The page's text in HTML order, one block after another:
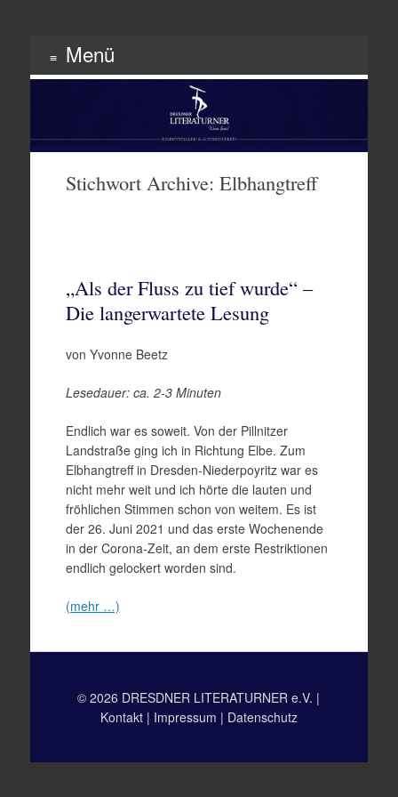
Schriftsteller & Autorenverein
Menü
Stichwort Archive: Elbhangtreff
„Als der Fluss zu tief wurde“ –
Die langerwartete Lesung
von Yvonne Beetz
Lesedauer: ca. 2-3 Minuten
Endlich war es soweit. Von der Pillnitzer
Landstraße ging ich in Richtung Elbe. Zum
Elbhangtreff in Dresden-Niederpoyritz war es
nicht mehr weit und ich hörte die lauten und
fröhlichen Stimmen schon von weitem. Es ist
der 26. Juni 2021 und das erste Wochenende
in der Corona-Zeit, an dem erste Restriktionen
endlich gelockert worden sind.
(mehr …)
© 2026 DRESDNER LITERATURNER e.V. |
Kontakt| Impressum | Datenschutz